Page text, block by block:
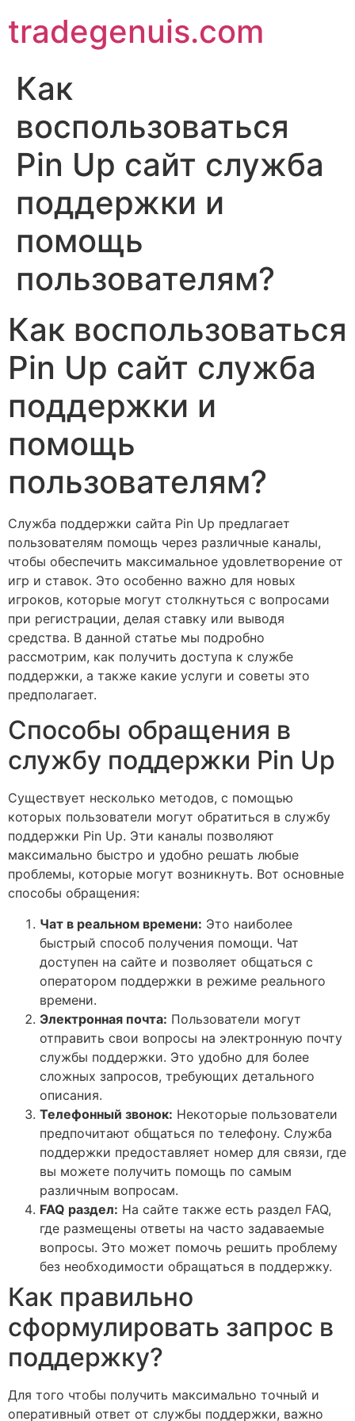
to
content
tradegenuis.com
Как
воспользоваться
Pin Up сайт служба
поддержки и
помощь
пользователям?
Как воспользоваться
Pin Up сайт служба
поддержки и
помощь
пользователям?
Служба поддержки сайта Pin Up предлагает
пользователям помощь через различные каналы,
чтобы обеспечить максимальное удовлетворение от
игр и ставок. Это особенно важно для новых
игроков, которые могут столкнуться с вопросами
при регистрации, делая ставку или выводя
средства. В данной статье мы подробно
рассмотрим, как получить доступа к службе
поддержки, а также какие услуги и советы это
предполагает.
Способы обращения в
службу поддержки Pin Up
Существует несколько методов, с помощью
которых пользователи могут обратиться в службу
поддержки Pin Up. Эти каналы позволяют
максимально быстро и удобно решать любые
проблемы, которые могут возникнуть. Вот основные
способы обращения:
Чат в реальном времени: Это наиболее
быстрый способ получения помощи. Чат
доступен на сайте и позволяет общаться с
оператором поддержки в режиме реального
времени.
Электронная почта: Пользователи могут
отправить свои вопросы на электронную почту
службы поддержки. Это удобно для более
сложных запросов, требующих детального
описания.
Телефонный звонок: Некоторые пользователи
предпочитают общаться по телефону. Служба
поддержки предоставляет номер для связи, где
вы можете получить помощь по самым
различным вопросам.
FAQ раздел: На сайте также есть раздел FAQ,
где размещены ответы на часто задаваемые
вопросы. Это может помочь решить проблему
без необходимости обращаться в поддержку.
Как правильно
сформулировать запрос в
поддержку?
Для того чтобы получить максимально точный и
оперативный ответ от службы поддержки, важно